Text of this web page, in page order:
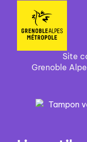
Site
Grenoble